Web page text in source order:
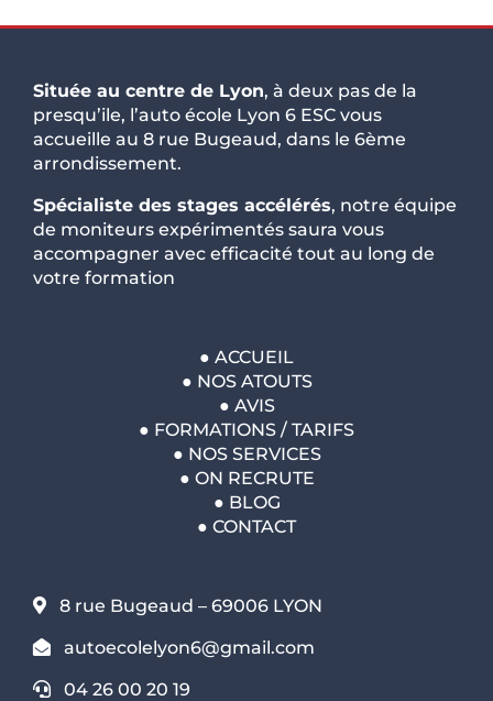
Située au centre de Lyon, à deux pas de la
presqu’ile, l’auto école Lyon 6 ESC vous
accueille au 8 rue Bugeaud, dans le 6ème
arrondissement.
Spécialiste des stages accélérés, notre équipe
de moniteurs expérimentés saura vous
accompagner avec efficacité tout au long de
votre formation
● ACCUEIL
● NOS ATOUTS
● AVIS
● FORMATIONS / TARIFS
● NOS SERVICES
● ON RECRUTE
● BLOG
● CONTACT
8 rue Bugeaud – 69006 LYON
autoecolelyon6@gmail.com
04 26 00 20 19